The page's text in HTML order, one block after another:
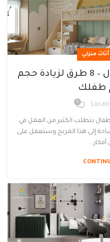
أثاث منزلي
أفكار لـ غرف نوم الأطفال – 8 طرق لزيادة حجم
طفلك
0
يتطلب الكثير من العمل في
إلى هذا المزيج وستعمل على